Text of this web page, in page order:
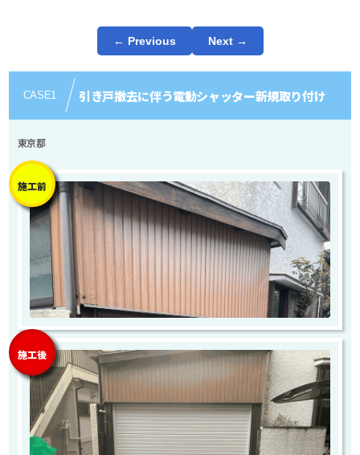
← Previous Next →
CASE1 引き戸撤去に伴う電動シャッター新規取り付け
東京都
施工前
施工後